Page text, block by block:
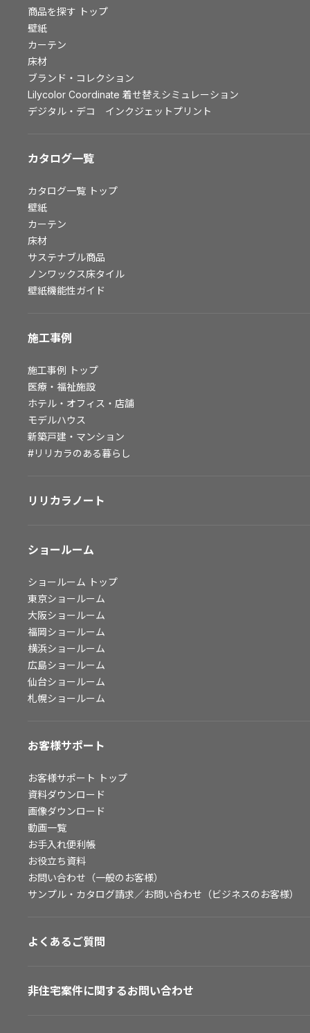
お客様サポート トップ
資料ダウンロード
画像ダウンロード
動画一覧
お手入れ便利帳
お役立ち資料
お問い合わせ（一般のお客様）
よくあるご質問
非住宅案件に関するお問い合わせ
事業紹介
スペースソリューション事業
ファシリティソリューション事業
不動産投資開発事業
会社情報
採用情報
商品を探す トップ
壁紙
カーテン
床材
ブランド・コレクション
Lilycolor Coordinate 着せ替えシミュレーション
デジタル・デコ インクジェットプリント
カタログ一覧
カタログ一覧 トップ
壁紙
カーテン
床材
サステナブル商品
ノンワックス床タイル
壁紙機能性ガイド
施工事例
施工事例 トップ
医療・福祉施設
ホテル・オフィス・店舗
モデルハウス
新築戸建・マンション
#リリカラのある暮らし
リリカラノート
ショールーム
ショールーム トップ
東京ショールーム
大阪ショールーム
福岡ショールーム
横浜ショールーム
広島ショールーム
仙台ショールーム
札幌ショールーム
お客様サポート
お客様サポート トップ
資料ダウンロード
画像ダウンロード
動画一覧
お手入れ便利帳
お役立ち資料
お問い合わせ（一般のお客様）
サンプル・カタログ請求／お問い合わせ（ビジネスのお客様）
よくあるご質問
非住宅案件に関するお問い合わせ